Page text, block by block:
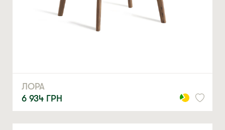
ЛОРА
6 934 ГРН